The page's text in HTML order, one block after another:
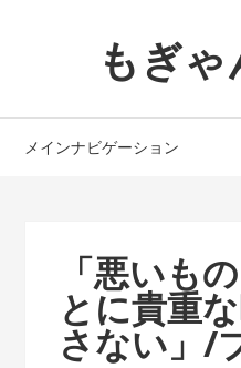
ョ
へ
もぎ
メインナビゲーション
「悪いも
とに貴重
さない」/